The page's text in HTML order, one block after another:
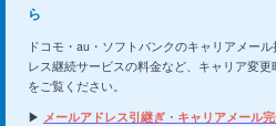
ら
ドコモ・au・ソフトバンクのキャリアメー
レス継続サービスの料金など、キャリア変
をご覧ください。
▶ メールアドレス引継ぎ・キャリアメール